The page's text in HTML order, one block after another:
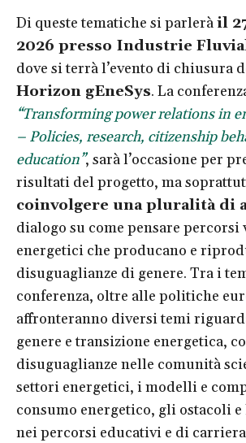
Di queste tematiche si parleràil
2026 presso Industrie
dove si terrà l’evento di chiusura
Horizon gEneSys. La
“Transforming power relations in
– Policies, research, citizenship
education”, sarà l’occasione per
risultati del progetto, ma
coinvolgere una pluralità di
dialogo su come pensare percorsi
energetici che producano e
disuguaglianze di genere. Tra i
conferenza, oltre alle politiche
affronteranno diversi temi
genere e transizione energetica,
disuguaglianze nelle comunità
settori energetici, i modelli e
consumo energetico, gli ostacoli
nei percorsi educativi e di